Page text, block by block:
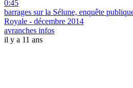
0:45
barrages sur la Sélune, enquête
Royale - décembre 2014
avranches infos
il y a 11 ans